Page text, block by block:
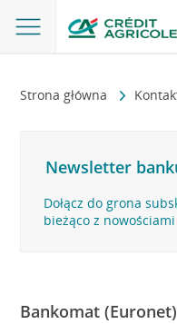
Strona główna
Newsletter
Dołącz do grona
bieżąco z
Bankomat (Euronet)